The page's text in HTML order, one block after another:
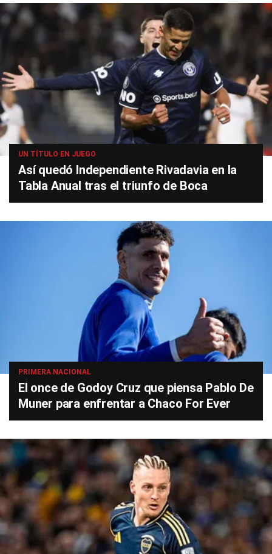
UN TÍTULO EN JUEGO
Así quedó Independiente Rivadavia en la
Tabla Anual tras el triunfo de Boca
PRIMERA NACIONAL
El once de Godoy Cruz que piensa Pablo De
Muner para enfrentar a Chaco For Ever